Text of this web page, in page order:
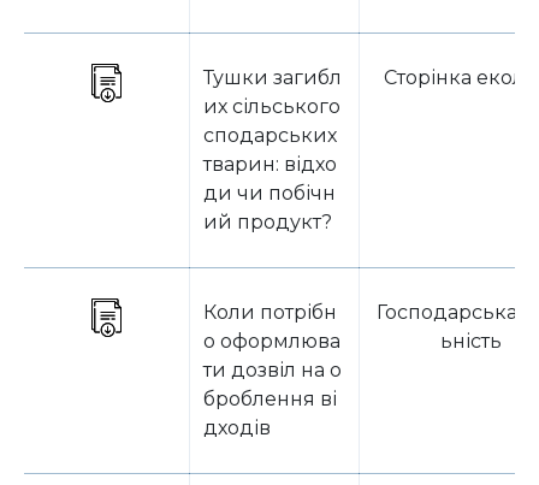
Тушки загибл
их сільського
сподарських
тварин: відхо
ди чи побічн
ий продукт?
Сторінка
Коли потрібн
о оформлюва
ти дозвіл на о
броблення ві
дходів
Господарська
ьність